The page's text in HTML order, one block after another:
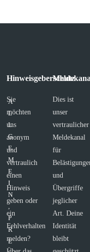
A
L
L
G
E
M
E
I
N
,
P
R
E
Hinweisgeberschutz
Sie
möchten
uns
anonym
und
vertraulich
einen
Hinweis
geben oder
ein
Fehlverhalten
melden?
Dies ist
unser
vertraulicher
Meldekanal
für
und
Übergriffe
jeglicher
Art. Deine
Identität
bleibt